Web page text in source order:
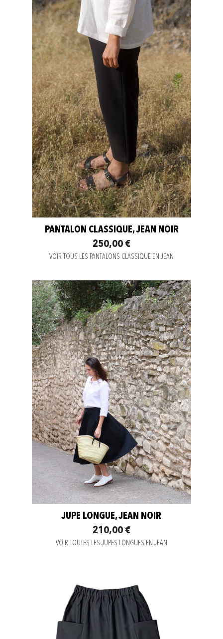
PANTALON CLASSIQUE, JEAN NOIR
250,00 €
VOIR TOUS LES PANTALONS CLASSIQUE EN JEAN
JUPE LONGUE, JEAN NOIR
210,00 €
VOIR TOUTES LES JUPES LONGUES EN JEAN